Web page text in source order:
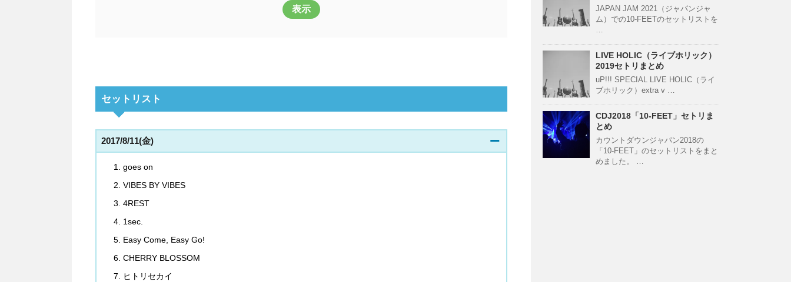
表示
セットリスト
2017/8/11(金)
goes on
VIBES BY VIBES
4REST
1sec.
Easy Come, Easy Go!
CHERRY BLOSSOM
ヒトリセカイ
JAPAN JAM 2021（ジャパンジャ
ム）での10-FEETのセットリストを
…
LIVE HOLIC（ライブホリック）
2019セトリまとめ
uP!!! SPECIAL LIVE HOLIC（ライ
ブホリック）extra v …
CDJ2018「10-FEET」セトリま
とめ
カウントダウンジャパン2018の
「10-FEET」のセットリストをまと
めました。 …